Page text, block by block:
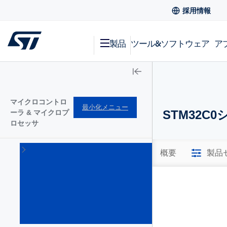
採用情報
製品 ツール&ソフトウェア ア
マイクロコントロ
ーラ & マイクロプ
ロセッサ
最小化メニュー
STM32
Arm
Cortex
STM32C0
概要 製品